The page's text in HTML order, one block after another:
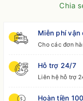
Chia
Miễn phí vận
Cho các đơn
Hỗ trợ 24/7
Liên hệ hỗ trợ
Hoàn tiền